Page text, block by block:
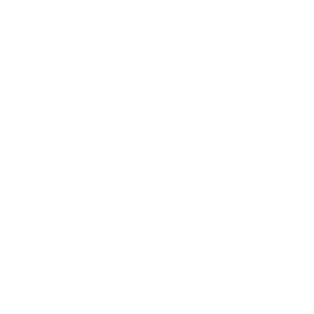
inferior del dispositivo, lo que crea una experiencia
incorpora una pantalla Retina
La tecnología IPS (In-Plane Switching), que
La tecnología True Tone, que ajusta